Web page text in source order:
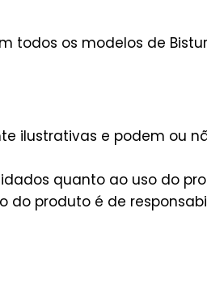
os modelos de
ilustrativas e podem ou
quanto ao uso do
produto é de